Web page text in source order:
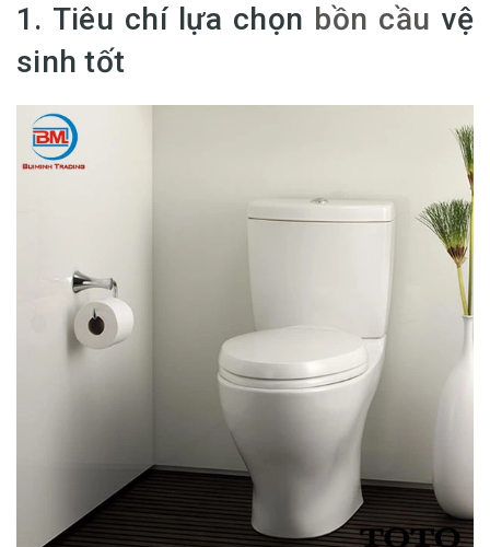
1. Tiêu chí lựa chọn bồn cầu vệ
sinh tốt